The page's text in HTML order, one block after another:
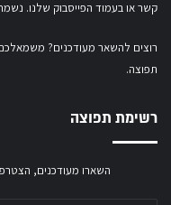
קשראובעמוד הפייסבוק שלנו.
רוצים להשאר מעודכנים?
תפוצה.
רשימת תפוצה
השארו מעודכנים,